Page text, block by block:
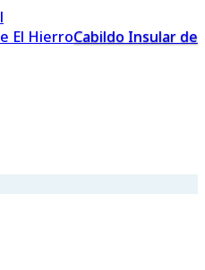
Cabildo Insular de